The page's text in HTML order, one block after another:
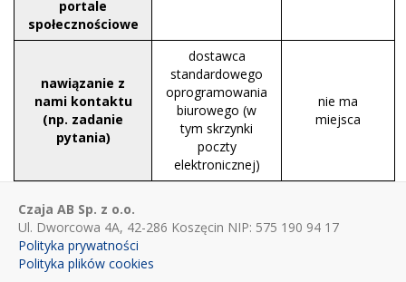
portale
społecznościowe
nawiązanie z
nami kontaktu
(np. zadanie
pytania)
dostawca
standardowego
oprogramowania
biurowego (w
tym skrzynki
poczty
elektronicznej)
nie ma
miejsca
Czaja AB Sp. z o.o.
Ul. Dworcowa 4A, 42-286 Koszęcin NIP: 575 190 94 17
Polityka prywatności
Polityka plików cookies